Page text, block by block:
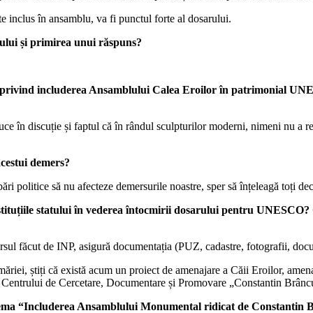
inclus în ansamblu, va fi punctul forte al dosarului.
și primirea unui răspuns?
includerea Ansamblului Calea Eroilor în patrimonial
în discuție și faptul că în rândul sculpturilor moderni, nimeni nu a
demers?
politice să nu afecteze demersurile noastre, sper să înțeleagă toți
statului în vederea întocmirii dosarului pentru
făcut de INP, asigură documentația (PUZ, cadastre, fotografii,
știți că există acum un proiect de amenajare a Căii Eroilor,
de Cercetare, Documentare și Promovare „Constantin
“Includerea Ansamblului Monumental ridicat de